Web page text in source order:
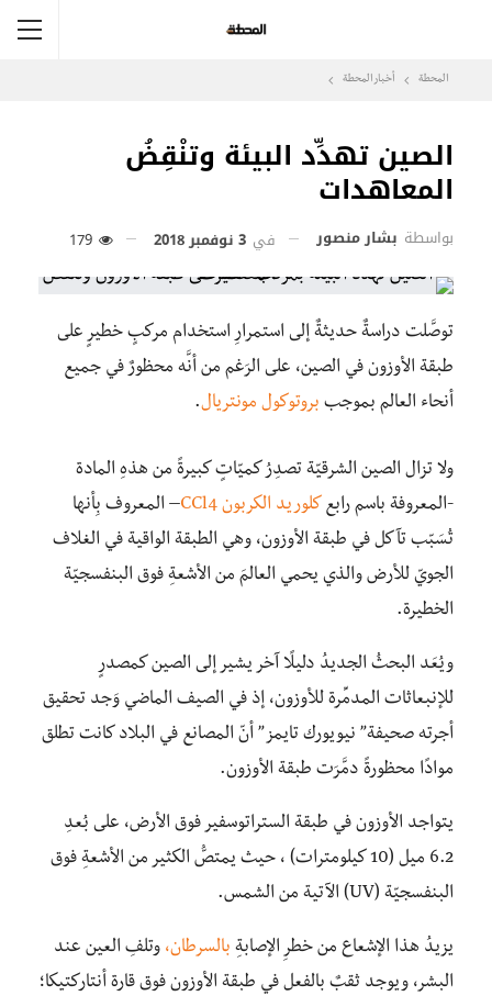
المحطة أخبار المحطة
الصين تهدِّد البيئة وتنْقِضُ
المعاهدات
بواسطة بشار منصور في 3 نوفمبر 2018
توصَّلت دراسةٌ حديثةٌ إلى استمرارِ استخدام مركبٍ خطيرٍ على
طبقة الأوزون في الصين، على الرَغم من أنَّه محظورٌ في جميع
أنحاء العالم بموجب بروتوكول مونتريال.
ولا تزال الصين الشرقيّة تصدِرُ كميّاتٍ كبيرةً من هذهِ المادة
-المعروفة باسم رابع كلوريد الكربون CCl4
– المعروف بِأنها
تُسَبّب تآكل في طبقة الأوزون، وهي الطبقة الواقية في الغلاف
الجويّ للأرض والذي يحمي العالمَ من الأشعةِ فوق البنفسجيّة
الخطيرة.
ويُعَد البحثُ الجديدُ دليلًا آخر يشير إلى الصين كمصدرٍ
للإنبعاثات المدمِّرة للأوزون، إذ في الصيف الماضي وَجد تحقيق
أجرته صحيفة” نيويورك تايمز” أنّ المصانع في البلاد كانت تطلق
موادًا محظورةً دمَّرَت طبقة الأوزون.
يتواجد الأوزون في طبقة الستراتوسفير فوق الأرض، على بُعدِ
6.2 ميل (10 كيلومترات) ، حيث يمتصُّ الكثير من الأشعةِ فوق
البنفسجيّة (UV) الآتية من الشمس.
يزيدُ هذا الإشعاع من خطرِ الإصابةِ بالسرطان، وتلفِ العين عند
البشر، ويوجد ثقبٌ بالفعل في طبقة الأوزون فوق قارة أنتاركتيكا؛